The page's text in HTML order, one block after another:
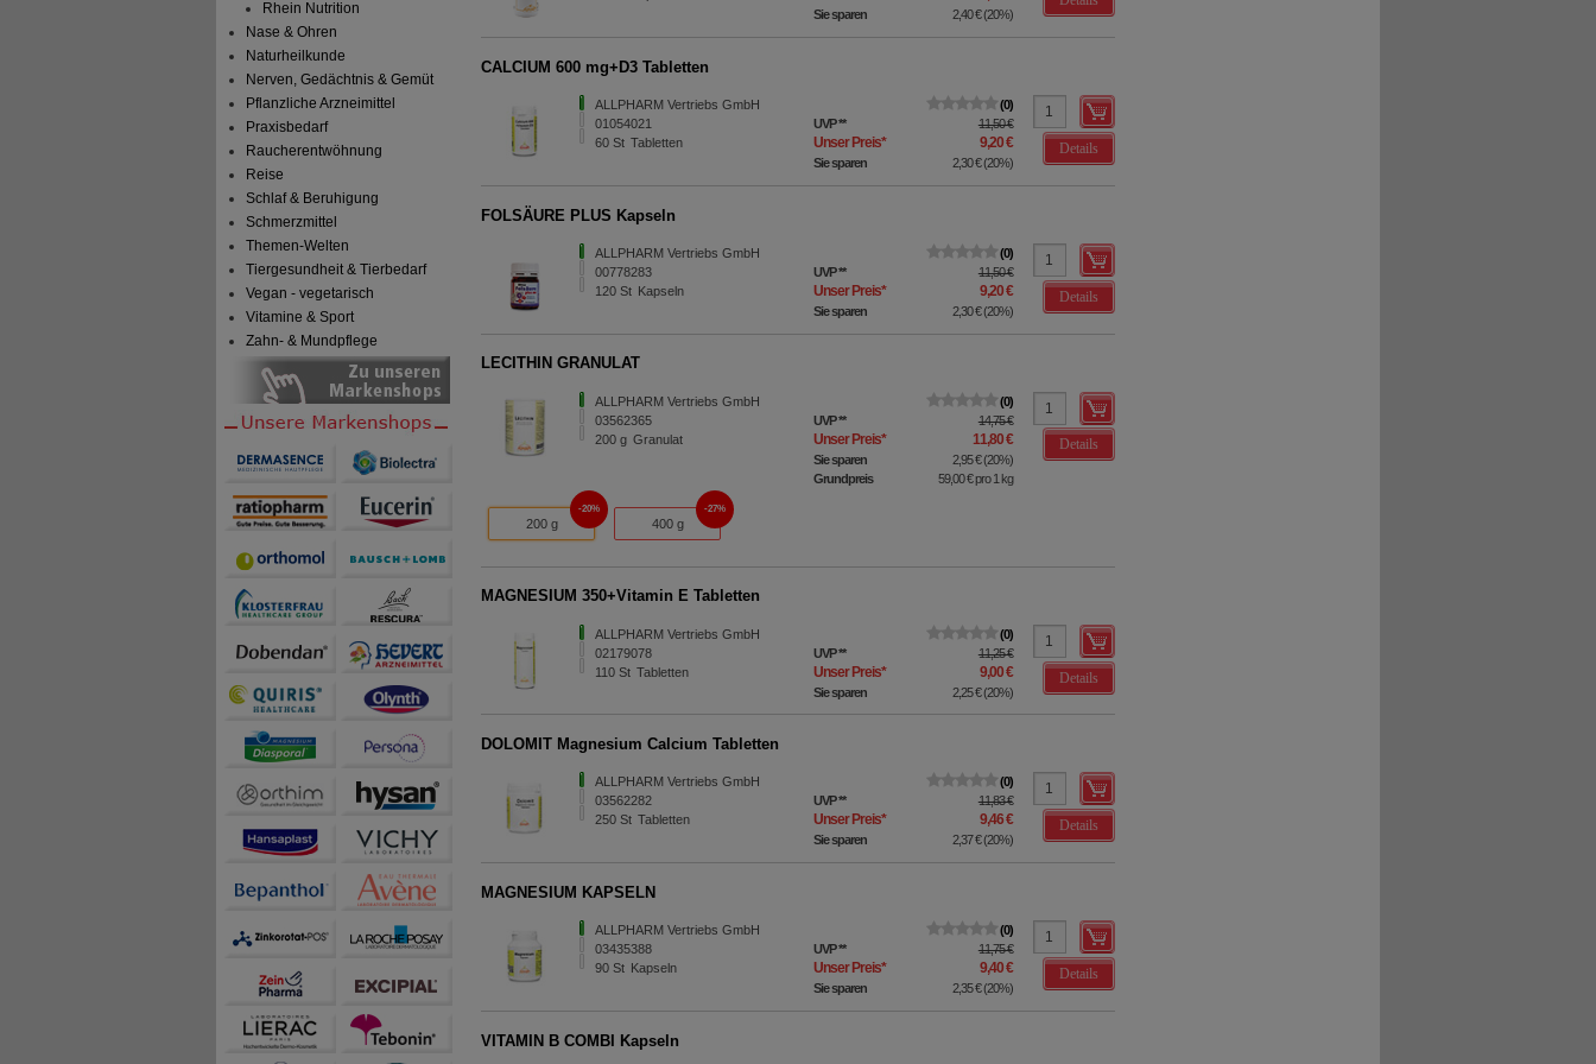
Rhein Nutrition
Nase & Ohren
Naturheilkunde
Nerven, Gedächtnis & Gemüt
Pflanzliche Arzneimittel
Praxisbedarf
Raucherentwöhnung
Reise
Schlaf & Beruhigung
Schmerzmittel
Themen-Welten
Tiergesundheit & Tierbedarf
Vegan - vegetarisch
Vitamine & Sport
Zahn- & Mundpflege
Sie sparen 2,40 €(20%)
CALCIUM 600 mg+D3 Tabletten
ALLPHARM Vertriebs GmbH
01054021
60St Tabletten
0
UVP** 11,50 €
Unser Preis* 9,20 €
Sie sparen 2,30 €(20%)
Details
FOLSÄURE PLUS Kapseln
ALLPHARM Vertriebs GmbH
00778283
120St Kapseln
0
UVP** 11,50 €
Unser Preis* 9,20 €
Sie sparen 2,30 €(20%)
Details
LECITHIN GRANULAT
ALLPHARM Vertriebs GmbH
03562365
200g Granulat
0
UVP** 14,75 €
Unser Preis* 11,80 €
Sie sparen 2,95 €(20%)
Grundpreis
59,00 €pro 1 kg
Details
200 g
20%
400 g
27%
MAGNESIUM 350+Vitamin E Tabletten
ALLPHARM Vertriebs GmbH
02179078
110St Tabletten
0
UVP** 11,25 €
Unser Preis* 9,00 €
Sie sparen 2,25 €(20%)
Details
DOLOMIT Magnesium Calcium Tabletten
ALLPHARM Vertriebs GmbH
03562282
250St Tabletten
0
UVP** 11,83 €
Unser Preis* 9,46 €
Sie sparen 2,37 €(20%)
Details
MAGNESIUM KAPSELN
ALLPHARM Vertriebs GmbH
03435388
90St Kapseln
0
UVP** 11,75 €
Unser Preis* 9,40 €
Sie sparen 2,35 €(20%)
Details
VITAMIN B COMBI Kapseln